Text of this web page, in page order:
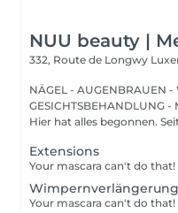
NUU beauty |
332, Route de Longwy
NÄGEL - AUGENBRAUEN -
GESICHTSBEHANDLUNG -
Hier hat alles begonnen.
Extensions